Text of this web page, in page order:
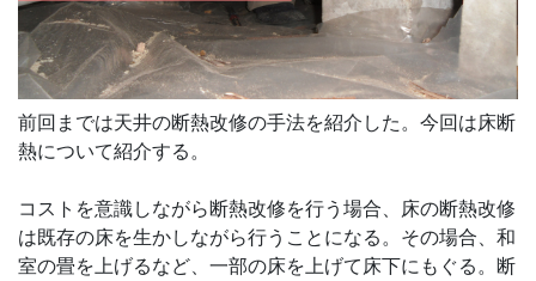
前回までは天井の断熱改修の手法を紹介した。今回は床断
熱について紹介する。
コストを意識しながら断熱改修を行う場合、床の断熱改修
は既存の床を生かしながら行うことになる。その場合、和
室の畳を上げるなど、一部の床を上げて床下にもぐる。断